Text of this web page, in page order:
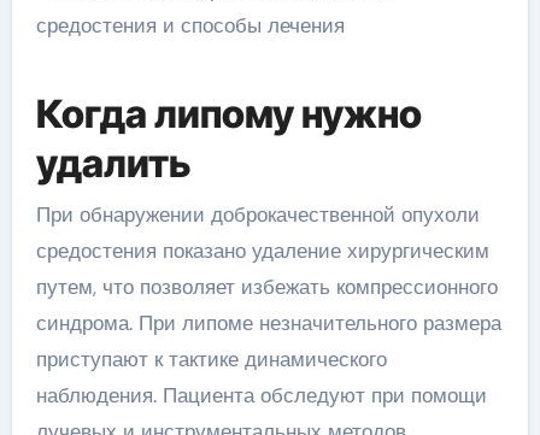
Когда липому нужно
удалить
При обнаружении доброкачественной опухоли
средостения показано удаление хирургическим
путем, что позволяет избежать компрессионного
синдрома. При липоме незначительного размера
приступают к тактике динамического
наблюдения. Пациента обследуют при помощи